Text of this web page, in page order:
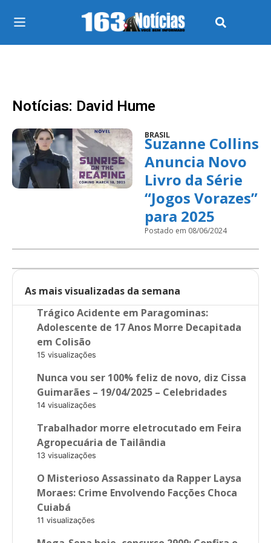
Notícias: David Hume
BRASIL
Suzanne Collins
Anuncia Novo
Livro da Série
“Jogos Vorazes”
para 2025
Postado em 08/06/2024
As mais visualizadas da semana
Trágico Acidente em Paragominas:
Adolescente de 17 Anos Morre Decapitada
em Colisão
15 visualizações
Nunca vou ser 100% feliz de novo, diz Cissa
Guimarães – 19/04/2025 – Celebridades
14 visualizações
Trabalhador morre eletrocutado em Feira
Agropecuária de Tailândia
13 visualizações
O Misterioso Assassinato da Rapper Laysa
Moraes: Crime Envolvendo Facções Choca
Cuiabá
11 visualizações